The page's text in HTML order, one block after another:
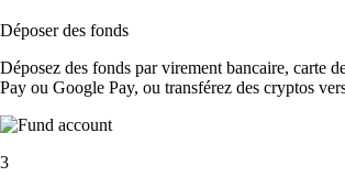
Déposer des fonds
Déposez des fonds par virement bancaire, carte
Pay ou Google Pay, ou transférez des cryptos
3